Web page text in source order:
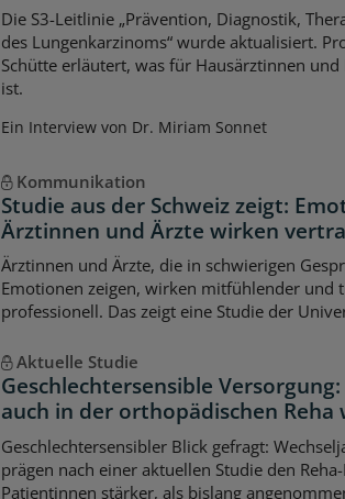
Die S3-Leitlinie „Prävention, Diagnostik,
des Lungenkarzinoms“ wurde aktualisiert.
Schütte erläutert, was für Hausärztinnen
ist.
Ein Interview von Dr. Miriam Sonnet
Kommunikation
Studie aus der Schweiz zeigt:
Ärztinnen und Ärzte wirken
Ärztinnen und Ärzte, die in schwierigen
Emotionen zeigen, wirken mitfühlender und
professionell. Das zeigt eine Studie der
Aktuelle Studie
Geschlechtersensible
auch in der orthopädischen
Geschlechtersensibler Blick gefragt:
prägen nach einer aktuellen Studie den
Patientinnen stärker, als bislang